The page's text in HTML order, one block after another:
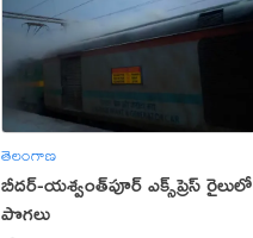
తెలంగాణ
బీదర్-యశ్వంత్‌పూర్ ఎక్స్‌ప్రెస్ రైలులో
పొగలు